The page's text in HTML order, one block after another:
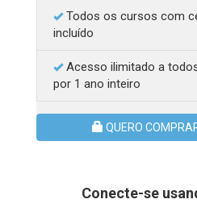
Todos os cursos com
incluído
Acesso ilimitado a
por 1 ano inteiro
QUERO
Conecte-se